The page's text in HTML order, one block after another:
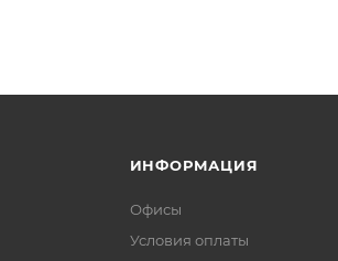
ИНФОРМАЦИЯ
Офисы
Условия оплаты